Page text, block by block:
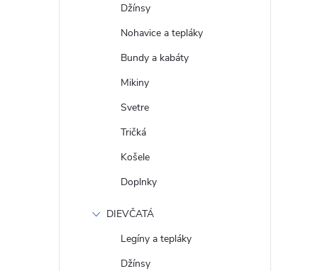
Džínsy
Nohavice a tepláky
Bundy a kabáty
Mikiny
Svetre
Tričká
Košele
Doplnky
DIEVČATÁ
Legíny a tepláky
Džínsy